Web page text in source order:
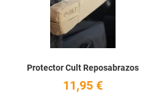
Quick View
Protector Cult Reposabrazos
11,95 €